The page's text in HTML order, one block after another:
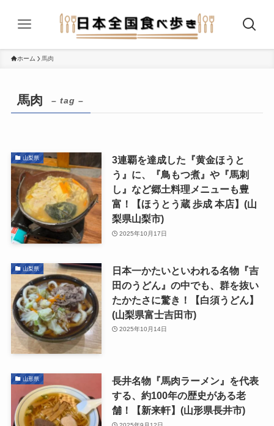
ホーム 馬肉
馬肉 – tag –
山梨県
3連覇を達成した『黄金ほうと
う』に、『鳥もつ煮』や『馬刺
し』など郷土料理メニューも豊
富！【ほうとう蔵 歩成 本店】(山
梨県山梨市)
2025年10月17日
山梨県
日本一かたいといわれる名物『吉
田のうどん』の中でも、群を抜い
たかたさに驚き！【白須うどん】
(山梨県富士吉田市)
2025年10月14日
山形県
長井名物『馬肉ラーメン』を代表
する、約100年の歴史がある老
舗！【新来軒】(山形県長井市)